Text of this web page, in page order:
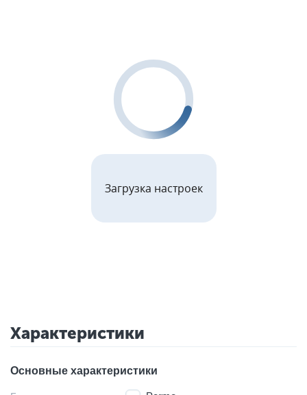
Загрузка настроек
Характеристики
Основные характеристики